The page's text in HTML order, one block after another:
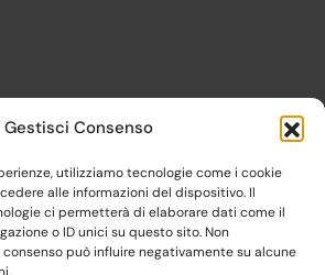
Gestisci Consenso
utilizziamo tecnologie come i cookie
alle informazioni del dispositivo. Il
ci permetterà di elaborare dati come il
o ID unici su questo sito. Non
può influire negativamente su alcune